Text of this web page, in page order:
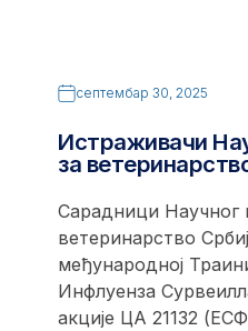
септембар 30, 2025
Истраживачи
за
Сарадници Научног
ветеринарство
међународној
Инфлуенза
акције ЦА 21132